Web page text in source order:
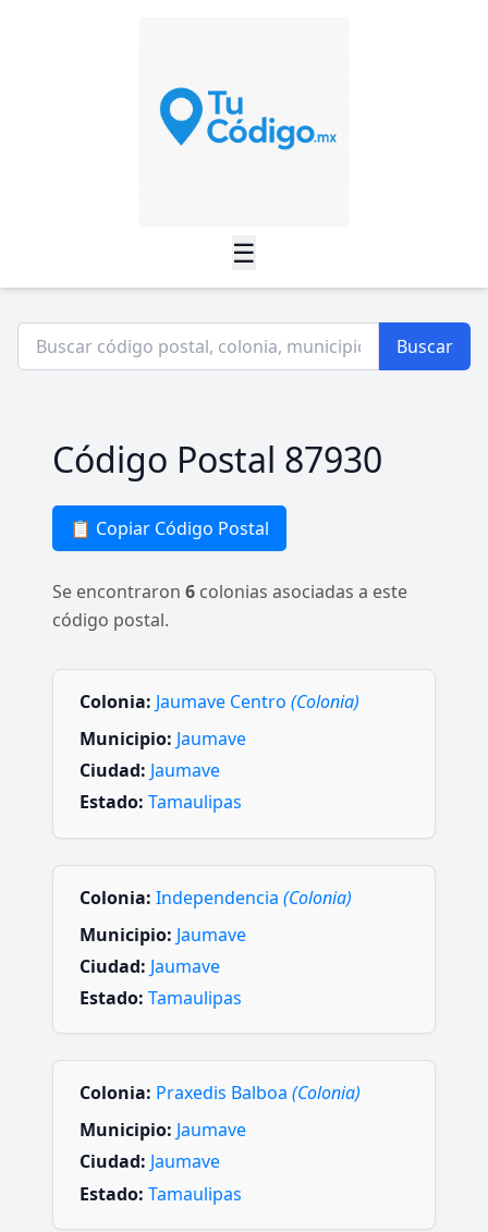
☰
Buscar
Código Postal 87930
📋 Copiar Código Postal
Se encontraron 6 colonias asociadas a este
código postal.
Colonia: Jaumave Centro (Colonia)
Municipio: Jaumave
Ciudad: Jaumave
Estado: Tamaulipas
Colonia: Independencia (Colonia)
Municipio: Jaumave
Ciudad: Jaumave
Estado: Tamaulipas
Colonia: Praxedis Balboa (Colonia)
Municipio: Jaumave
Ciudad: Jaumave
Estado: Tamaulipas